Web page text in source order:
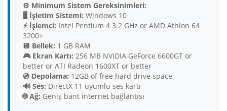
⚙️ Minimum Sistem Gereksinimleri:
🖥️ İşletim Sistemi: Windows 10
⚡ İşlemci: Intel Pentium 4 3.2 GHz or AMD Athlon 64
3200+
💾 Bellek: 1 GB RAM
🎮 Ekran Kartı: 256 MB NVIDIA GeForce 6600GT or
better or ATI Radeon 1600XT or better
💿 Depolama: 12GB of free hard drive space
🔊 Ses: DirectX 11 uyumlu ses kartı
🌐 Ağ: Geniş bant internet bağlantısı